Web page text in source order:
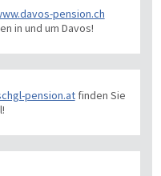
pension.ch
in und um Davos!
pension.atfinden Sie